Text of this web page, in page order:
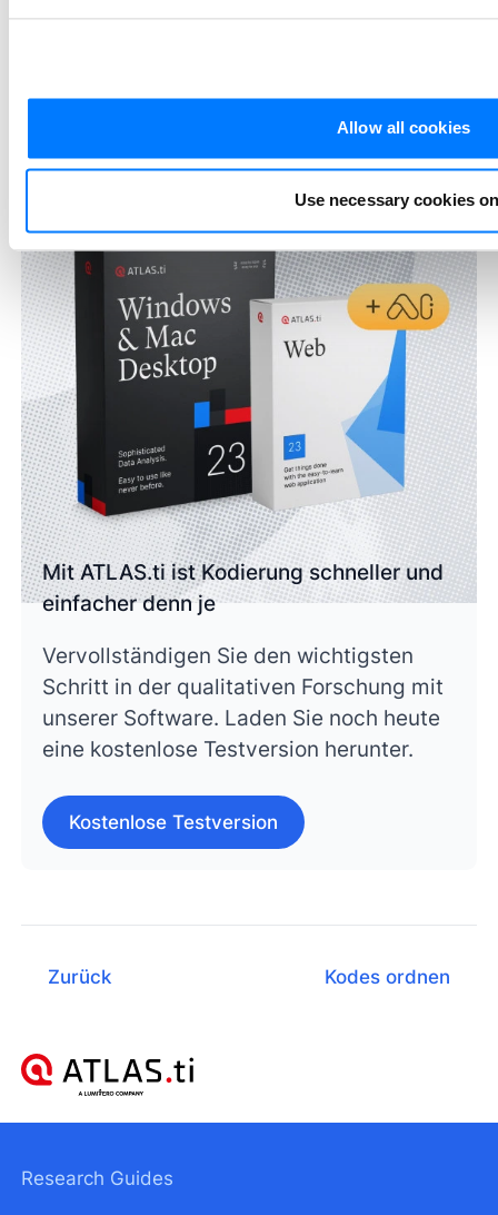
Allow all cookies
Use necessary cookies
Koding- und Smart-Koding-Tools in ATLAS.ti,
Mit ATLAS.ti ist Kodierung schneller und
einfacher denn je
Vervollständigen Sie den wichtigsten
Schritt in der qualitativen Forschung mit
unserer Software. Laden Sie noch heute
eine kostenlose Testversion herunter.
Kostenlose Testversion
Zurück Kodes ordnen
Research Guides